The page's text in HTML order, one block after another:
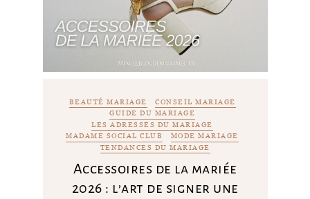
BEAUTÉ MARIAGE
CONSEIL MARIAGE
GUIDE DU MARIAGE
LES ADRESSES DU MARIAGE
MADAME SOCIAL CLUB
MODE MARIAGE
TENDANCES DU MARIAGE
Accessoires de la mariée
2026 : l’art de signer une